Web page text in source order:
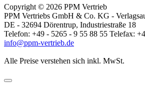
Copyright © 2026 PPM Vertrieb
PPM Vertriebs GmbH & Co. KG -
DE - 32694 Dörentrup, Industriestraße 18
Telefon: +49 - 5265 - 9 55 88 55 Telefax:
info@ppm-vertrieb.de
Alle Preise verstehen sich inkl. MwSt.